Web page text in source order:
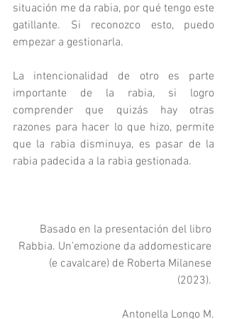
situación me da rabia, por qué tengo este
gatillante. Si reconozco esto, puedo
empezar a gestionarla.
La intencionalidad de otro es parte
importante de la rabia, si logro
comprender que quizás hay otras
razones para hacer lo que hizo, permite
que la rabia disminuya, es pasar de la
rabia padecida a la rabia gestionada.
Basado en la presentación del libro
Rabbia. Un’emozione da addomesticare
(e cavalcare) de Roberta Milanese
(2023).
Antonella Longo M.